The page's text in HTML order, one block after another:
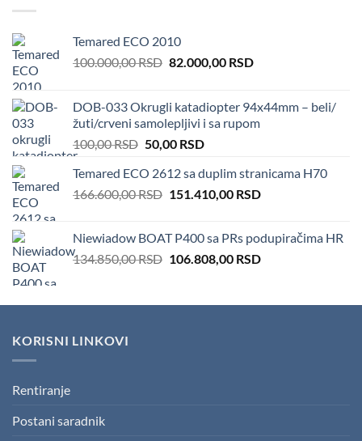
Temared ECO 2010
100.000,00RSD Original
100.000,00 RSD.
82.000,00 RSDCurrent
82.000,00 RSD.
DOB-033 Okrugli katadiopter 94x44mm – beli/
žuti/crveni samolepljivi i sa rupom
100,00RSD Original
was:
100,00 RSD.
50,00 RSDCurrent
is:
50,00 RSD.
Temared ECO 2612 sa duplim stranicama H70
166.600,00RSD Original
166.600,00 RSD.
151.410,00 RSDCurrent
151.410,00 RSD.
Niewiadow BOAT P400 sa PRs podupiračima HR
134.850,00RSD Original
134.850,00 RSD.
106.808,00 RSDCurrent
106.808,00 RSD.
KORISNI LINKOVI
Rentiranje
Postani saradnik